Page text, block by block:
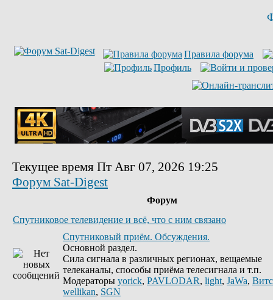
Правила форума
Профиль
Текущее время Пт Авг 07, 2026 19:25
Форум Sat-Digest
Форум
Спутниковое телевидение и всё, что с ним связано
Спутниковый приём. Обсуждения.
Основной раздел.
Сила сигнала в различных регионах, вещаемые
телеканалы, способы приёма телесигнала и т.п.
Модераторы yorick, PAVLODAR, light, JaWa, Витс
wellikan, SGN